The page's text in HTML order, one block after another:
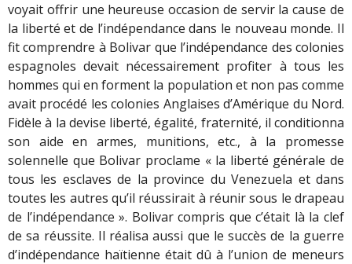
voyait offrir une heureuse occasion de servir la cause de
la liberté et de l’indépendance dans le nouveau monde. Il
fit comprendre à Bolivar que l’indépendance des colonies
espagnoles devait nécessairement profiter à tous les
hommes qui en forment la population et non pas comme
avait procédé les colonies Anglaises d’Amérique du Nord.
Fidèle à la devise liberté, égalité, fraternité, il conditionna
son aide en armes, munitions, etc., à la promesse
solennelle que Bolivar proclame « la liberté générale de
tous les esclaves de la province du Venezuela et dans
toutes les autres qu’il réussirait à réunir sous le drapeau
de l’indépendance ». Bolivar compris que c’était là la clef
de sa réussite. Il réalisa aussi que le succès de la guerre
d’indépendance haïtienne était dû à l’union de meneurs